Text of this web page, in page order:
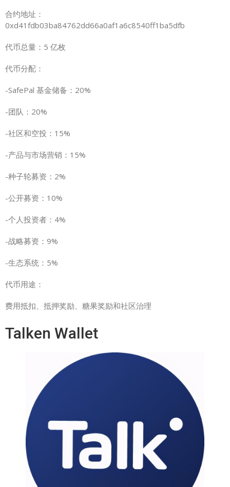
合约地址：
0xd41fdb03ba84762dd66a0af1a6c8540ff1ba5dfb
代币总量：5 亿枚
代币分配：
-SafePal 基金储备：20%
-团队：20%
-社区和空投：15%
-产品与市场营销：15%
-种子轮募资：2%
-公开募资：10%
-个人投资者：4%
-战略募资：9%
-生态系统：5%
代币用途：
费用抵扣、抵押奖励、糖果奖励和社区治理
Talken Wallet